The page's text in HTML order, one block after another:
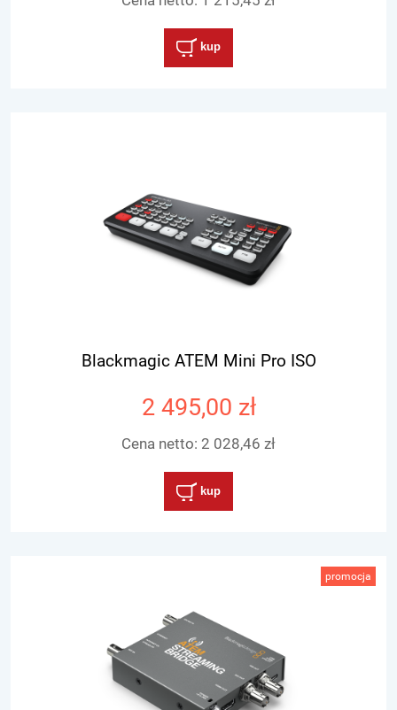
kup
Blackmagic ATEM Mini Pro ISO
2 495,00 zł
Cena netto: 2 028,46 zł
kup
promocja